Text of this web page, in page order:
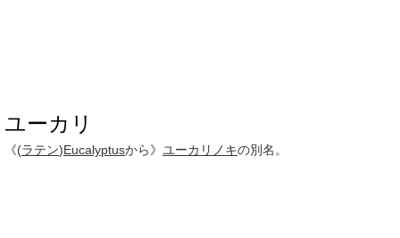
ユーカリ
《(ラテン)Eucalyptusから》 ユーカリノキの別名。